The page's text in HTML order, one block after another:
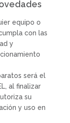
equipo o
con las
y
será el
al finalizar
su
y uso en